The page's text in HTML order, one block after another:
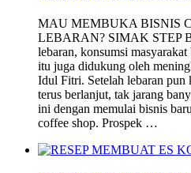
MAU MEMBUKA BISNIS
LEBARAN? SIMAK STEP
lebaran, konsumsi
itu juga didukung oleh
Idul Fitri. Setelah lebaran pun
terus berlanjut, tak jarang
ini dengan memulai bisnis
coffee shop. Prospek …